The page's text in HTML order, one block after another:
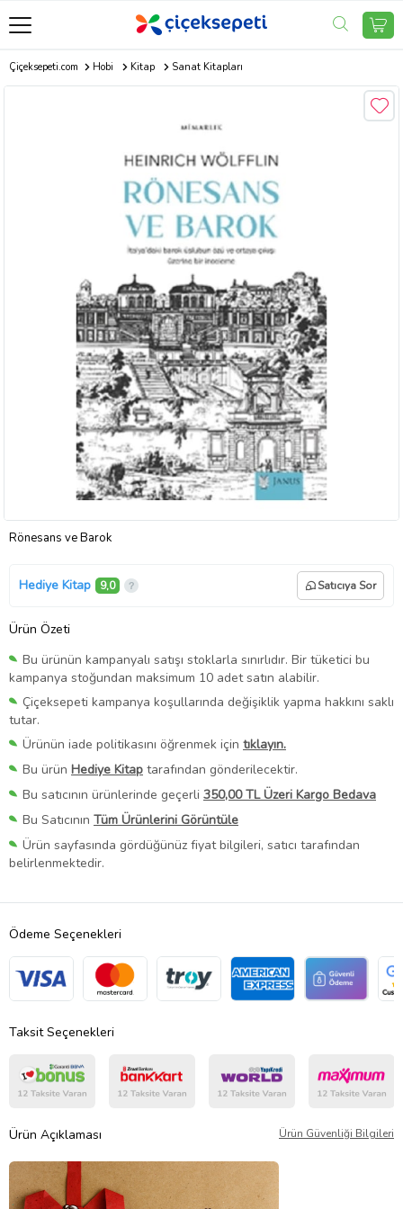
Çiçeksepeti.com Hobi Kitap Sanat Kitapları
Rönesans ve Barok
Hediye Kitap 9,0 Satıcıya Sor
Ürün Özeti
Bu ürünün kampanyalı satışı stoklarla sınırlıdır. Bir tüketici bu
kampanya stoğundan maksimum 10 adet satın alabilir.
Çiçeksepeti kampanya koşullarında değişiklik yapma hakkını saklı
tutar.
Ürünün iade politikasını öğrenmek için tıklayın.
Bu ürün Hediye Kitap tarafından gönderilecektir.
Bu satıcının ürünlerinde geçerli 350,00 TL Üzeri Kargo Bedava
Bu Satıcının Tüm Ürünlerini Görüntüle
Ürün sayfasında gördüğünüz fiyat bilgileri, satıcı tarafından
belirlenmektedir.
Ödeme Seçenekleri
Taksit Seçenekleri
Ürün Açıklaması Ürün Güvenliği Bilgileri